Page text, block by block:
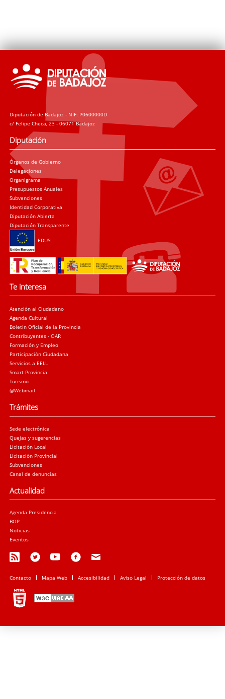
Diputación de Badajoz - NIF: P0600000D
c/ Felipe Checa, 23 - 06071 Badajoz
Diputación
Órganos de Gobierno
Delegaciones
Organigrama
Presupuestos Anuales
Subvenciones
Identidad Corporativa
Diputación Abierta
Diputación Transparente
EDUSI
Te interesa
Atención al Ciudadano
Agenda Cultural
Boletín Oficial de la Provincia
Contribuyentes - OAR
Formación y Empleo
Participación Ciudadana
Servicios a EELL
Smart Provincia
Turismo
@Webmail
Trámites
Sede electrónica
Quejas y sugerencias
Licitación Local
Licitación Provincial
Subvenciones
Canal de denuncias
Actualidad
Agenda Presidencia
BOP
Noticias
Eventos
Contacto Mapa Web Accesibilidad Aviso Legal Protección de datos